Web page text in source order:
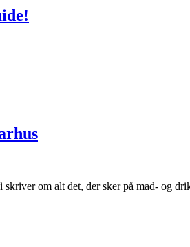
om alt det, der sker på mad- og